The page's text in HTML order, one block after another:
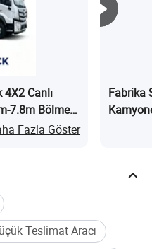
Canlı
7.8m Bölmesi
Fide için
Fazla Göster
Fabrika
Teslimat Aracı